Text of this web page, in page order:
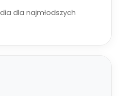
dla najmłodszych